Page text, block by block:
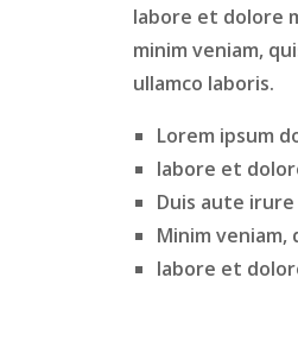
labore et dolore
minim veniam,
ullamco laboris.
Lorem ipsum
labore et
Duis aute
Minim
labore et